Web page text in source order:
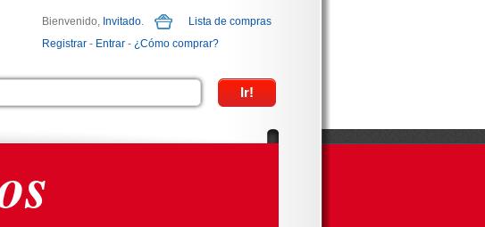
Bienvenido, Invitado.
Lista de compras
Registrar - Entrar - ¿Cómo comprar?